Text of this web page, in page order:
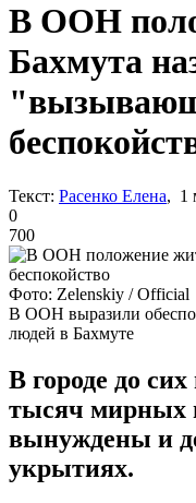
В ООН
Бахмута
Текст: Расенко Елена, 1
0
700
Фото: Zelenskiy / Official
В ООН выразили
людей в Бахмуте
В городе до
тысяч мирных
вынуждены и
укрытиях.